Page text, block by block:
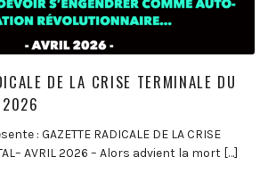
DE LA CRISE TERMINALE DU
2026
: GAZETTE RADICALE DE LA CRISE
AVRIL 2026 – Alors advient la mort […]